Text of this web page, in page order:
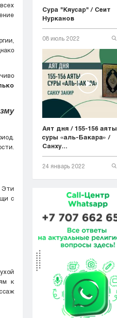
Эти
с
к
Сура "Кяусар" / Сеит
Нурканов
08 июль 2022
Аят дня / 155-156 аяты
суры «аль-Бакара» /
Санху...
24 январь 2022